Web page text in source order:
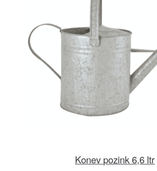
Konev pozink 6,6 ltr